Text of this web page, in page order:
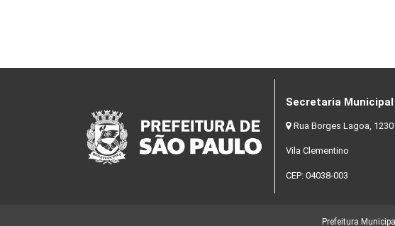
Secretaria
Rua Borges Lagoa, 1230
Vila Clementino
CEP: 04038-003
Prefeitura